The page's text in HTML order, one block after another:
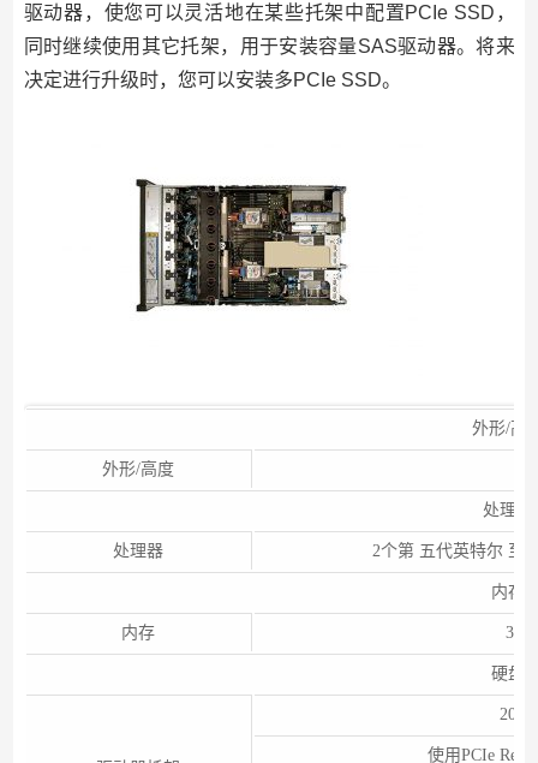
驱动器，使您可以灵活地在某些托架中配置PCIe SSD，
同时继续使用其它托架，用于安装容量SAS驱动器。将来
决定进行升级时，您可以安装多PCIe SSD。
外形/高
外形/高度
处理器
处理器 2个第 五代英特尔 至
内存
内存 32
硬盘
20
使用PCIe